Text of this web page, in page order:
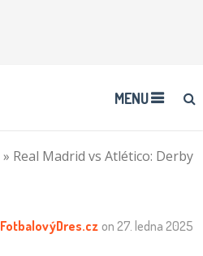
MENU
» Real Madrid vs Atlético: Derby
FotbalovýDres.cz on 27. ledna 2025